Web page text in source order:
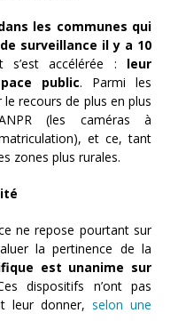
les communes qui
surveillance il y a 10
s’est accélérée : leur
public. Parmi les
recours de plus en plus
(les caméras à
et ce, tant
zones plus rurales.
ne repose pourtant sur
la pertinence de la
est unanime sur
dispositifs n’ont pas
leur donner, selon une